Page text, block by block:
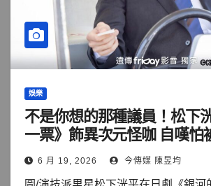
娛樂
不是你想的那種議員！松下
一票》飾異次元怪咖 自嘆怕
6 月 19, 2026 今傳媒 陳昱均